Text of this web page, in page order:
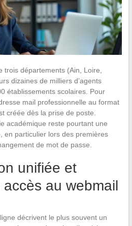
trois départements (Ain, Loire,
dizaines de milliers d’agents
établissements scolaires. Pour
mail professionnelle au format
créée dès la prise de poste.
académique reste pourtant une
en particulier lors des premières
de mot de passe.
unifiée et
au webmail
décrivent le plus souvent un